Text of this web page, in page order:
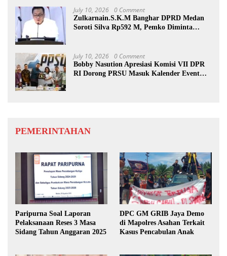
July 10, 2026 0 Comment
Zulkarnain.S.K.M Banghar DPRD Medan
Soroti Silva Rp592 M, Pemko Diminta
July 10, 2026 0 Comment
Bobby Nasution Apresiasi Komisi VII DPR
RI Dorong PRSU Masuk Kalender Event
PEMERINTAHAN
Paripurna Soal Laporan
Pelaksanaan Reses 3 Masa
Sidang Tahun Anggaran 2025
DPC GM GRIB Jaya Demo
di Mapolres Asahan Terkait
Kasus Pencabulan Anak